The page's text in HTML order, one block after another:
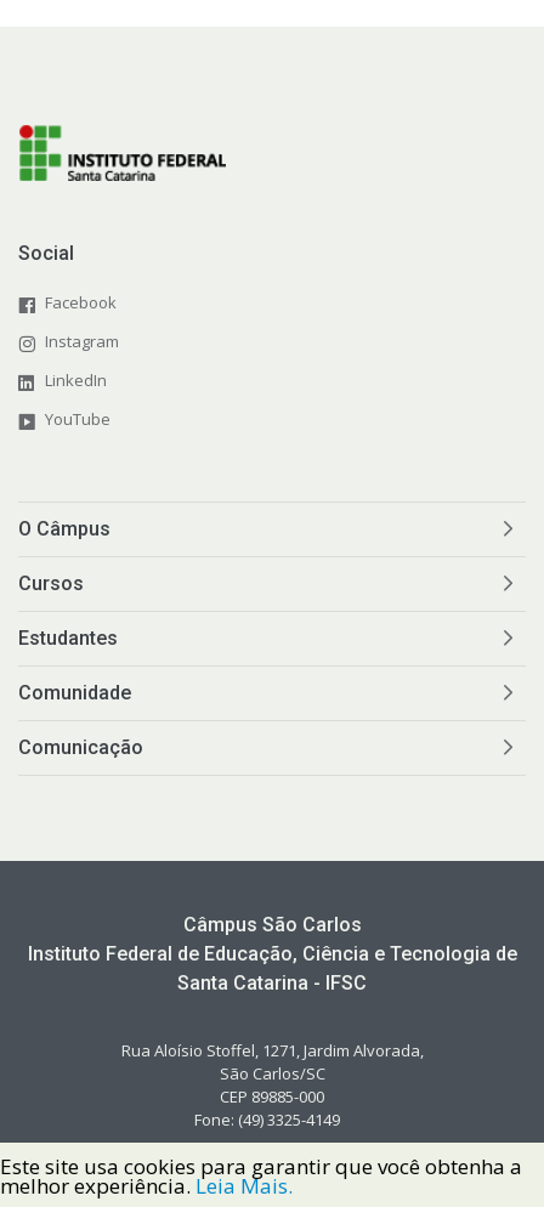
Social
Facebook
Instagram
LinkedIn
YouTube
O Câmpus
Cursos
Estudantes
Comunidade
Comunicação
Câmpus São Carlos
Instituto Federal de Educação, Ciência e Tecnologia de
Santa Catarina - IFSC
Rua Aloísio Stoffel, 1271, Jardim Alvorada,
São Carlos/SC
CEP 89885-000
Fone: (49) 3325-4149
Este site usa cookies para garantir que você obtenha a
melhor experiência. Leia Mais.